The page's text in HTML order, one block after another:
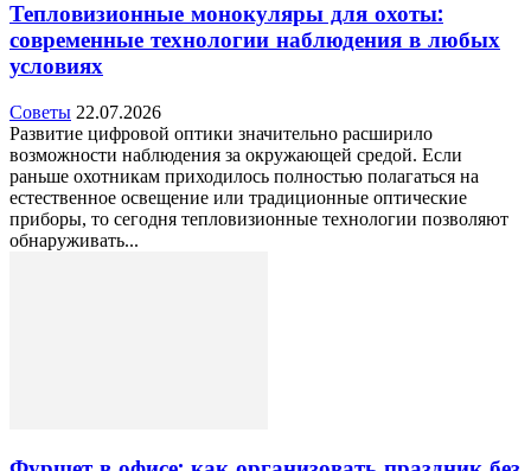
Тепловизионные монокуляры для охоты:
современные технологии наблюдения в любых
условиях
Советы 22.07.2026
Развитие цифровой оптики значительно расширило
возможности наблюдения за окружающей средой. Если
раньше охотникам приходилось полностью полагаться на
естественное освещение или традиционные оптические
приборы, то сегодня тепловизионные технологии позволяют
обнаруживать...